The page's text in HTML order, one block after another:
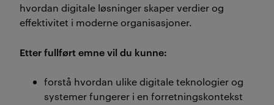
hvordan digitale løsninger skaper verdier og
effektivitet i moderne organisasjoner.
Etter fullført emne vil du kunne:
forstå hvordan ulike digitale teknologier og
systemer fungerer i en forretningskontekst